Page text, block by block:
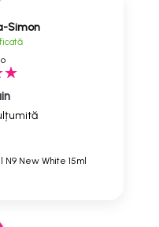
Simon
N9 New White 15ml